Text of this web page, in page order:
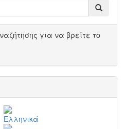
για να βρείτε το